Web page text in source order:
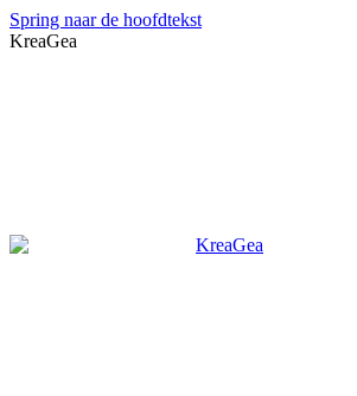
Spring naar de hoofdtekst
KreaGea